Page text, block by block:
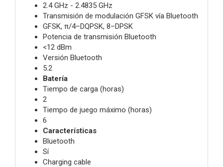
2.4 GHz - 2.4835 GHz
Transmisión de modulación GFSK vía Bluetooth
GFSK, π/4–DQPSK, 8–DPSK
Potencia de transmisión Bluetooth
<12 dBm
Versión Bluetooth
5.2
Batería
Tiempo de carga (horas)
2
Tiempo de juego máximo (horas)
6
Características
Bluetooth
Sí
Charging cable